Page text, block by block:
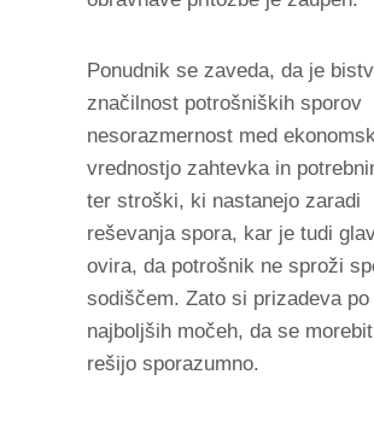
Ponudnik se zaveda, da je
značilnost potrošniških sporov
nesorazmernost med
vrednostjo zahtevka in
ter stroški, ki nastanejo zaradi
reševanja spora, kar je tudi
ovira, da potrošnik ne sproži
sodiščem. Zato si prizadeva
najboljših močeh, da se
rešijo sporazumno.